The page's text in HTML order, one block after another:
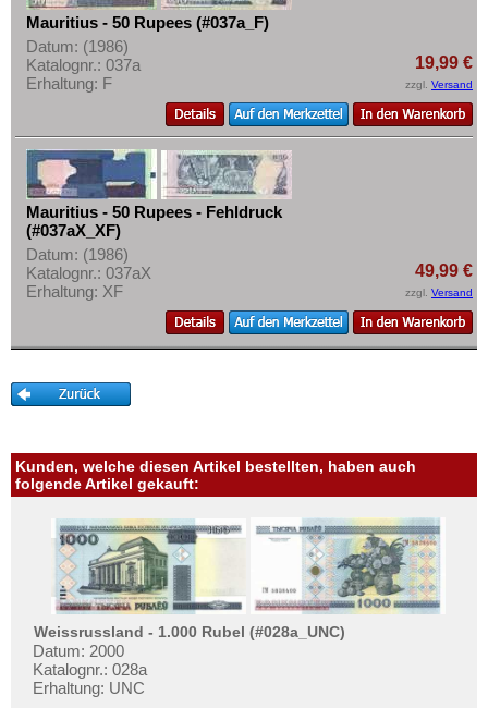
Togo
Tschad
Uganda
Westafrikanische Staaten
Zaire
Zentralafrikanische Republik
Zentralafrikanische Staaten
Zimbabwe
Mehr über...
Zahlungsbedingungen
Privatsphäre und Datenschutz
Widerrufsbelehrung
Liefer- und Versandkosten
AGB
Impressum
Mauritius - 50 Rupees (#037a_F)
Datum: (1986)
Katalognr.: 037a
Erhaltung: F
19,99 €
zzgl. Versand
Mauritius - 50 Rupees - Fehldruck
(#037aX_XF)
Datum: (1986)
Katalognr.: 037aX
Erhaltung: XF
49,99 €
zzgl. Versand
Kunden, welche diesen Artikel bestellten, haben auch
folgende Artikel gekauft:
Weissrussland - 1.000 Rubel (#028a_UNC)
Datum: 2000
Katalognr.: 028a
Erhaltung: UNC